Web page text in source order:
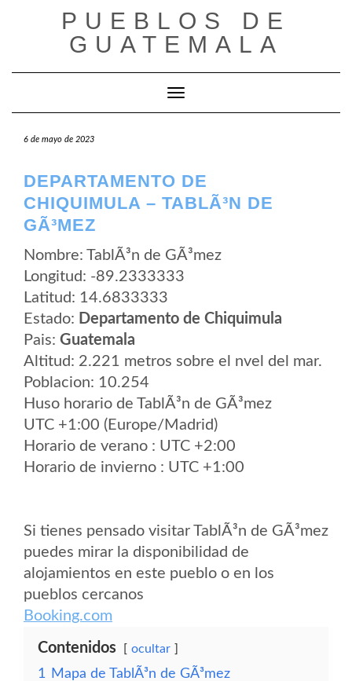
PUEBLOS DE
GUATEMALA
Cambiar modo de navegación
6 de mayo de 2023
DEPARTAMENTO DE
CHIQUIMULA – TABLÃ³N DE
GÃ³MEZ
Nombre: TablÃ³n de GÃ³mez
Longitud: -89.2333333
Latitud: 14.6833333
Estado: Departamento de Chiquimula
Pais: Guatemala
Altitud: 2.221 metros sobre el nvel del mar.
Poblacion: 10.254
Huso horario de TablÃ³n de GÃ³mez
UTC +1:00 (Europe/Madrid)
Horario de verano : UTC +2:00
Horario de invierno : UTC +1:00
Si tienes pensado visitar TablÃ³n de GÃ³mez
puedes mirar la disponibilidad de
alojamientos en este pueblo o en los
pueblos cercanos
Booking.com
Contenidos ocultar
1
Mapa de TablÃ³n de GÃ³mez